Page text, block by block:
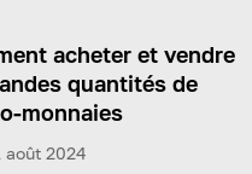
acheter et vendre
quantités de
monnaies
août 2024